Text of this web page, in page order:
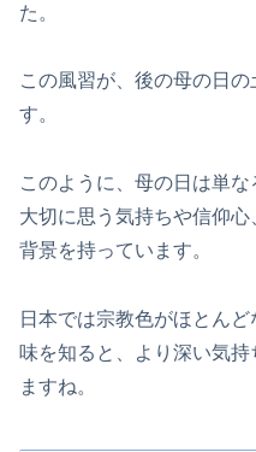
た。
この風習が、後の母の日
す。
このように、母の日は単
大切に思う気持ちや信仰
背景を持っています。
日本では宗教色がほとん
味を知ると、より深い気
ますね。